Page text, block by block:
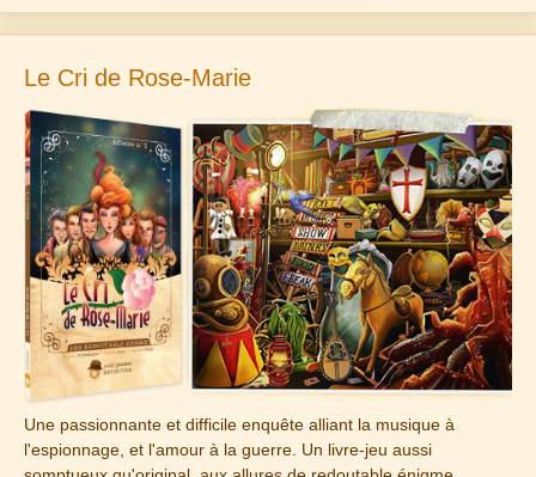
Le Cri de Rose-Marie
Une passionnante et difficile enquête alliant la musique à
l'espionnage, et l'amour à la guerre. Un livre-jeu aussi